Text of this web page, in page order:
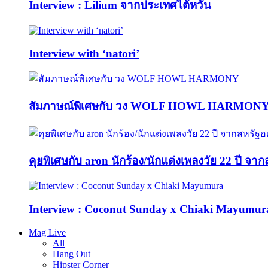
Interview : Lilium จากประเทศไต้หวัน
Interview with ‘natori’
สัมภาษณ์พิเศษกับ วง WOLF HOWL
คุยพิเศษกับ aron นักร้อง/นักแต่งเพลงวัย 22 ปี จาก
Interview : Coconut Sunday x Chiaki
Mag Live
All
Hang Out
Hipster Corner